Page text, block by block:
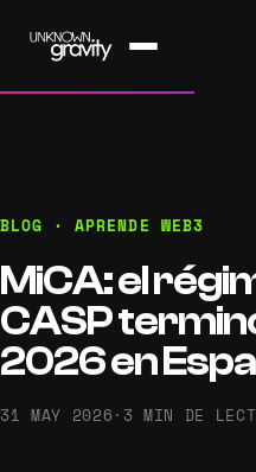
BLOG · APRENDE WEB3
MiCA: el
CASP
2026 en
31 MAY 2026 · 3 MIN DE